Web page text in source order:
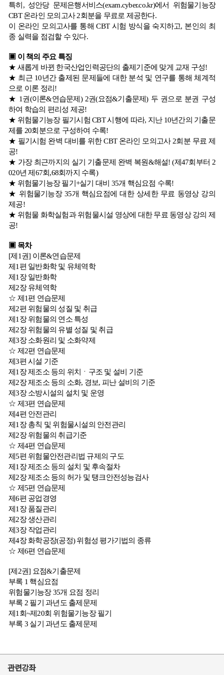
특히, 성안당 문제은행서비스(exam.cyber.co.kr)에서 위험물기능장
CBT 온라인 모의고사 2회분을 무료로 제공한다.
이 온라인 모의고사를 통해 CBT 시험 방식을 숙지하고, 본인의 최
종 실력을 점검할 수 있다.
▣ 이 책의 주요 특징
★ 새롭게 바뀐 한국산업인력공단의 출제기준에 맞게 교재 구성!
★ 최근 10년간 출제된 문제들에 대한 분석 및 연구를 통해 체계적
으로 이론 정리!
★ 1권(이론&연습문제) 2권(요점&기출문제) 두 권으로 분권 구성
하여 학습의 편리성 제공!
★ 위험물기능장 필기시험 CBT 시행에 따라, 지난 10년간의 기출문
제를 20회분으로 구성하여 수록!
★ 필기시험 완벽 대비를 위한 CBT 온라인 모의고사 2회분 무료 제
공!
★ 가장 최근까지의 실기 기출문제 완벽 복원&해설! (제47회부터 2
020년 제67회,68회까지 수록)
★ 위험물기능장 필기+실기 대비 35개 핵심요점 수록!
★ 위험물기능장 35개 핵심요점에 대한 상세한 무료 동영상 강의
제공!
★ 위험물 화학실험과 위험물시설 영상에 대한 무료 동영상 강의 제
공!
▣ 목차
[제1권] 이론&연습문제
제1편 일반화학 및 유체역학
제1장 일반화학
제2장 유체역학
☆ 제1편 연습문제
제2편 위험물의 성질 및 취급
제1장 위험물의 연소 특성
제2장 위험물의 유별 성질 및 취급
제3장 소화원리 및 소화약제
☆ 제2편 연습문제
제3편 시설 기준
제1장 제조소 등의 위치ㆍ구조 및 설비 기준
제2장 제조소 등의 소화, 경보, 피난 설비의 기준
제3장 소방시설의 설치 및 운영
☆ 제3편 연습문제
제4편 안전관리
제1장 총칙 및 위험물시설의 안전관리
제2장 위험물의 취급기준
☆ 제4편 연습문제
제5편 위험물안전관리법 규제의 구도
제1장 제조소 등의 설치 및 후속절차
제2장 제조소 등의 허가 및 탱크안전성능검사
☆ 제5편 연습문제
제6편 공업경영
제1장 품질관리
제2장 생산관리
제3장 작업관리
제4장 화학공장(공정) 위험성 평가기법의 종류
☆ 제6편 연습문제
[제2권] 요점&기출문제
부록 1 핵심요점
위험물기능장 35개 요점 정리
부록 2 필기 과년도 출제문제
제1회~제20회 위험물기능장 필기
부록 3 실기 과년도 출제문제
관련강좌